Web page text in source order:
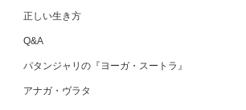
正しい生き方
Q&A
パタンジャリの『ヨーガ・スートラ』
アナガ・ヴラタ